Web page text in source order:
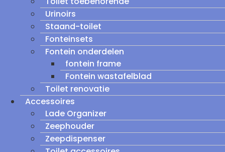
Urinoirs
Staand-toilet
Fonteinsets
Fontein onderdelen
fontein frame
Fontein wastafelblad
Toilet renovatie
Accessoires
Lade Organizer
Zeephouder
Zeepdispenser